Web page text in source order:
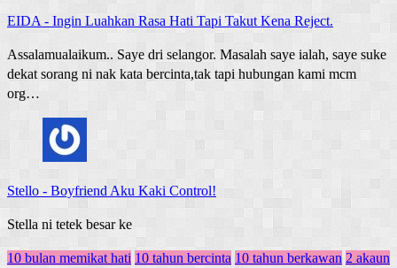
EIDA - Ingin Luahkan Rasa Hati Tapi Takut Kena Reject.
Assalamualaikum.. Saye dri selangor. Masalah saye ialah, saye suke
dekat sorang ni nak kata bercinta,tak tapi hubungan kami mcm
org…
Stello - Boyfriend Aku Kaki Control!
Stella ni tetek besar ke
10 bulan memikat hati 10 tahun bercinta 10 tahun berkawan 2 akaun